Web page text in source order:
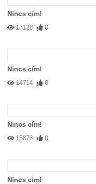
Nincs cím!
17128 0
Nincs cím!
14714 0
Nincs cím!
15878 0
Nincs cím!